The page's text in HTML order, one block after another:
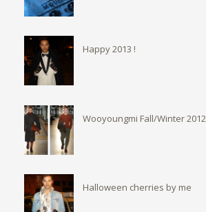
Happy 2013 !
Wooyoungmi Fall/Winter 2012
Halloween cherries by me